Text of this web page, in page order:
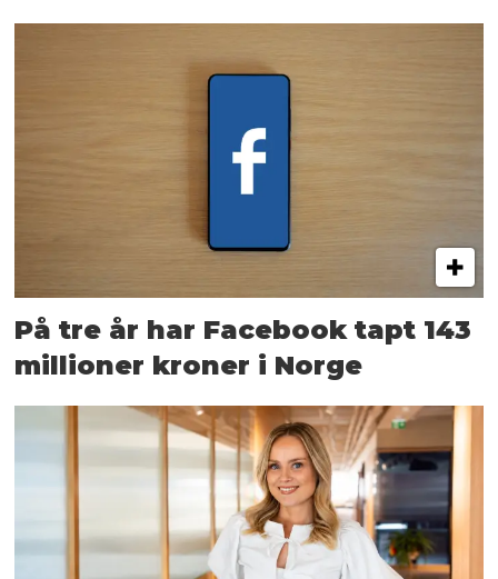
På tre år har Facebook tapt 143
millioner kroner i Norge